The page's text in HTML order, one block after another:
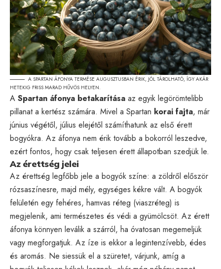
A SPARTAN ÁFONYA TERMÉSE AUGUSZTUSBAN ÉRIK, JÓL TÁROLHATÓ, ÍGY AKÁR
HETEKIG FRISS MARAD HŰVÖS HELYEN.
A Spartan áfonya betakarítása az egyik legörömtelibb
pillanat a kertész számára. Mivel a Spartan korai fajta, már
június végétől, július elejétől számíthatunk az első érett
bogyókra. Az áfonya nem érik tovább a bokorról leszedve,
ezért fontos, hogy csak teljesen érett állapotban szedjük le.
Az érettség jelei
Az érettség legfőbb jele a bogyók színe: a zöldről először
rózsaszínesre, majd mély, egységes kékre vált. A bogyók
felületén egy fehéres, hamvas réteg (viaszréteg) is
megjelenik, ami természetes és védi a gyümölcsöt. Az érett
áfonya könnyen leválik a szárról, ha óvatosan megemeljük
vagy megforgatjuk. Az íze is ekkor a legintenzívebb, édes
és aromás. Ne siessük el a szüretet, várjunk, amíg a